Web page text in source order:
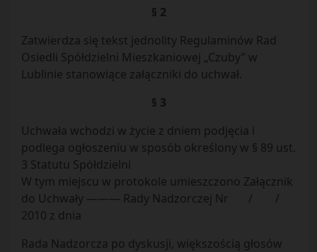
§ 2
Zatwierdza się tekst jednolity Regulaminów Rad
Osiedli Spółdzielni Mieszkaniowej „Czuby” w
Lublinie stanowiące załączniki do uchwał.
§ 3
Uchwała wchodzi w życie z dniem podjęcia i
podlega ogłoszeniu w sposób określony w § 89 ust.
3 Statutu Spółdzielni
W tym miejscu w protokole umieszczono Załącznik
do Uchwały ——— Rady Nadzorczej Nr / /
2010 z dnia
Rada Nadzorcza po dyskusji, większością głosów